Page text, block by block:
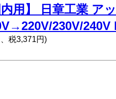
内用】 日章工業 ア
230V/240V
税3,371円)